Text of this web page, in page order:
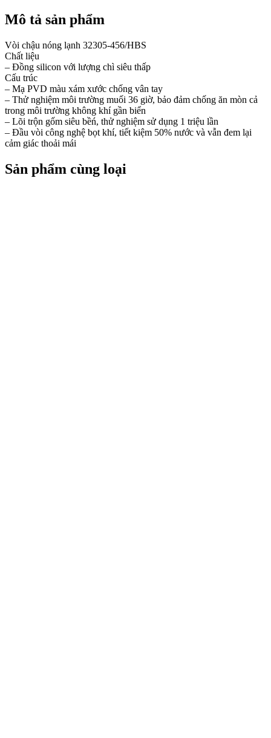
Mô tả sản phẩm
Vòi chậu nóng lạnh 32305-456/HBS
Chất liệu
– Đồng silicon với lượng chì siêu thấp
Cấu trúc
– Mạ PVD màu xám xước chống vân tay
– Thử nghiệm môi trường muối 36 giờ, bảo đảm chống ăn mòn cả
trong môi trường không khí gần biển
– Lõi trộn gốm siêu bềń, thử nghiệm sử dụng 1 triệu lần
– Đầu vòi công nghệ bọt khí, tiết kiệm 50% nước và vẫn đem lại
cảm giác thoải mái
Sản phẩm cùng loại